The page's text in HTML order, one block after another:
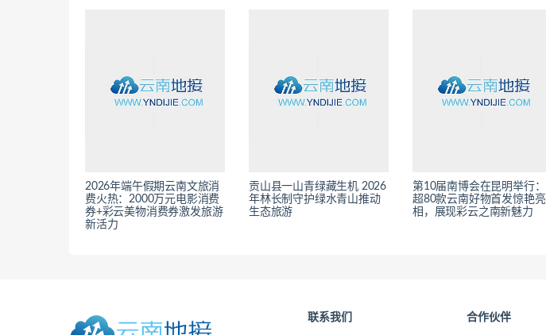
2026年端午假期云南文旅消
费火热：2000万元电影消费
券+彩云美物消费券激发旅游
新活力
贡山县一山青绿藏生机 2026
年林长制守护绿水青山推动
生态旅游
第10届南博会在昆明举行：
超80款云南好物首发惊艳亮
相，展现彩云之南新魅力
联系我们 合作伙伴